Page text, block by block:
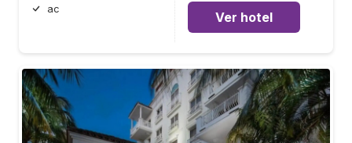
ac
Ver hotel